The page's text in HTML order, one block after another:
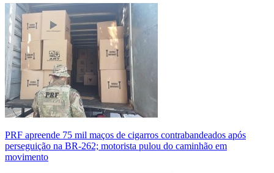
PRF apreende 75 mil maços de cigarros contrabandeados após
perseguição na BR-262; motorista pulou do caminhão em
movimento